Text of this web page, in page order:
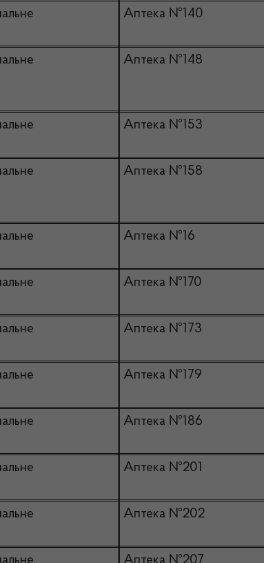
Аптека №140
Аптека №148
Аптека №153
Аптека №158
Аптека №16
Аптека №170
Аптека №173
Аптека №179
Аптека №186
Аптека №201
Аптека №202
Аптека №207